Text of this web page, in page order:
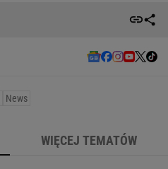
News
WIĘCEJ TEMATÓW